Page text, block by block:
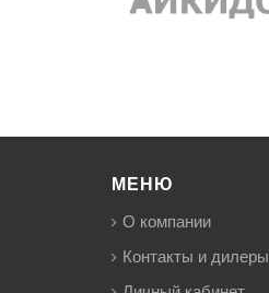
МЕНЮ
О компании
Контакты и дилеры